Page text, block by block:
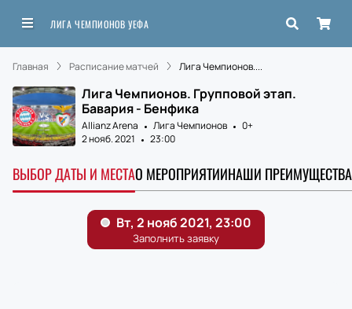
ЛИГА ЧЕМПИОНОВ УЕФА
Главная Расписание матчей Лига Чемпионов....
Лига Чемпионов. Групповой этап.
Бавария - Бенфика
Allianz Arena Лига Чемпионов
0+
2 нояб. 2021
23:00
ВЫБОР ДАТЫ И МЕСТАО МЕРОПРИЯТИИНАШИ ПРЕИМУЩЕСТВА